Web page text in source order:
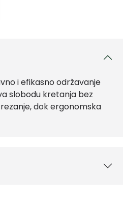
i efikasno održavanje
slobodu kretanja bez
dok ergonomska